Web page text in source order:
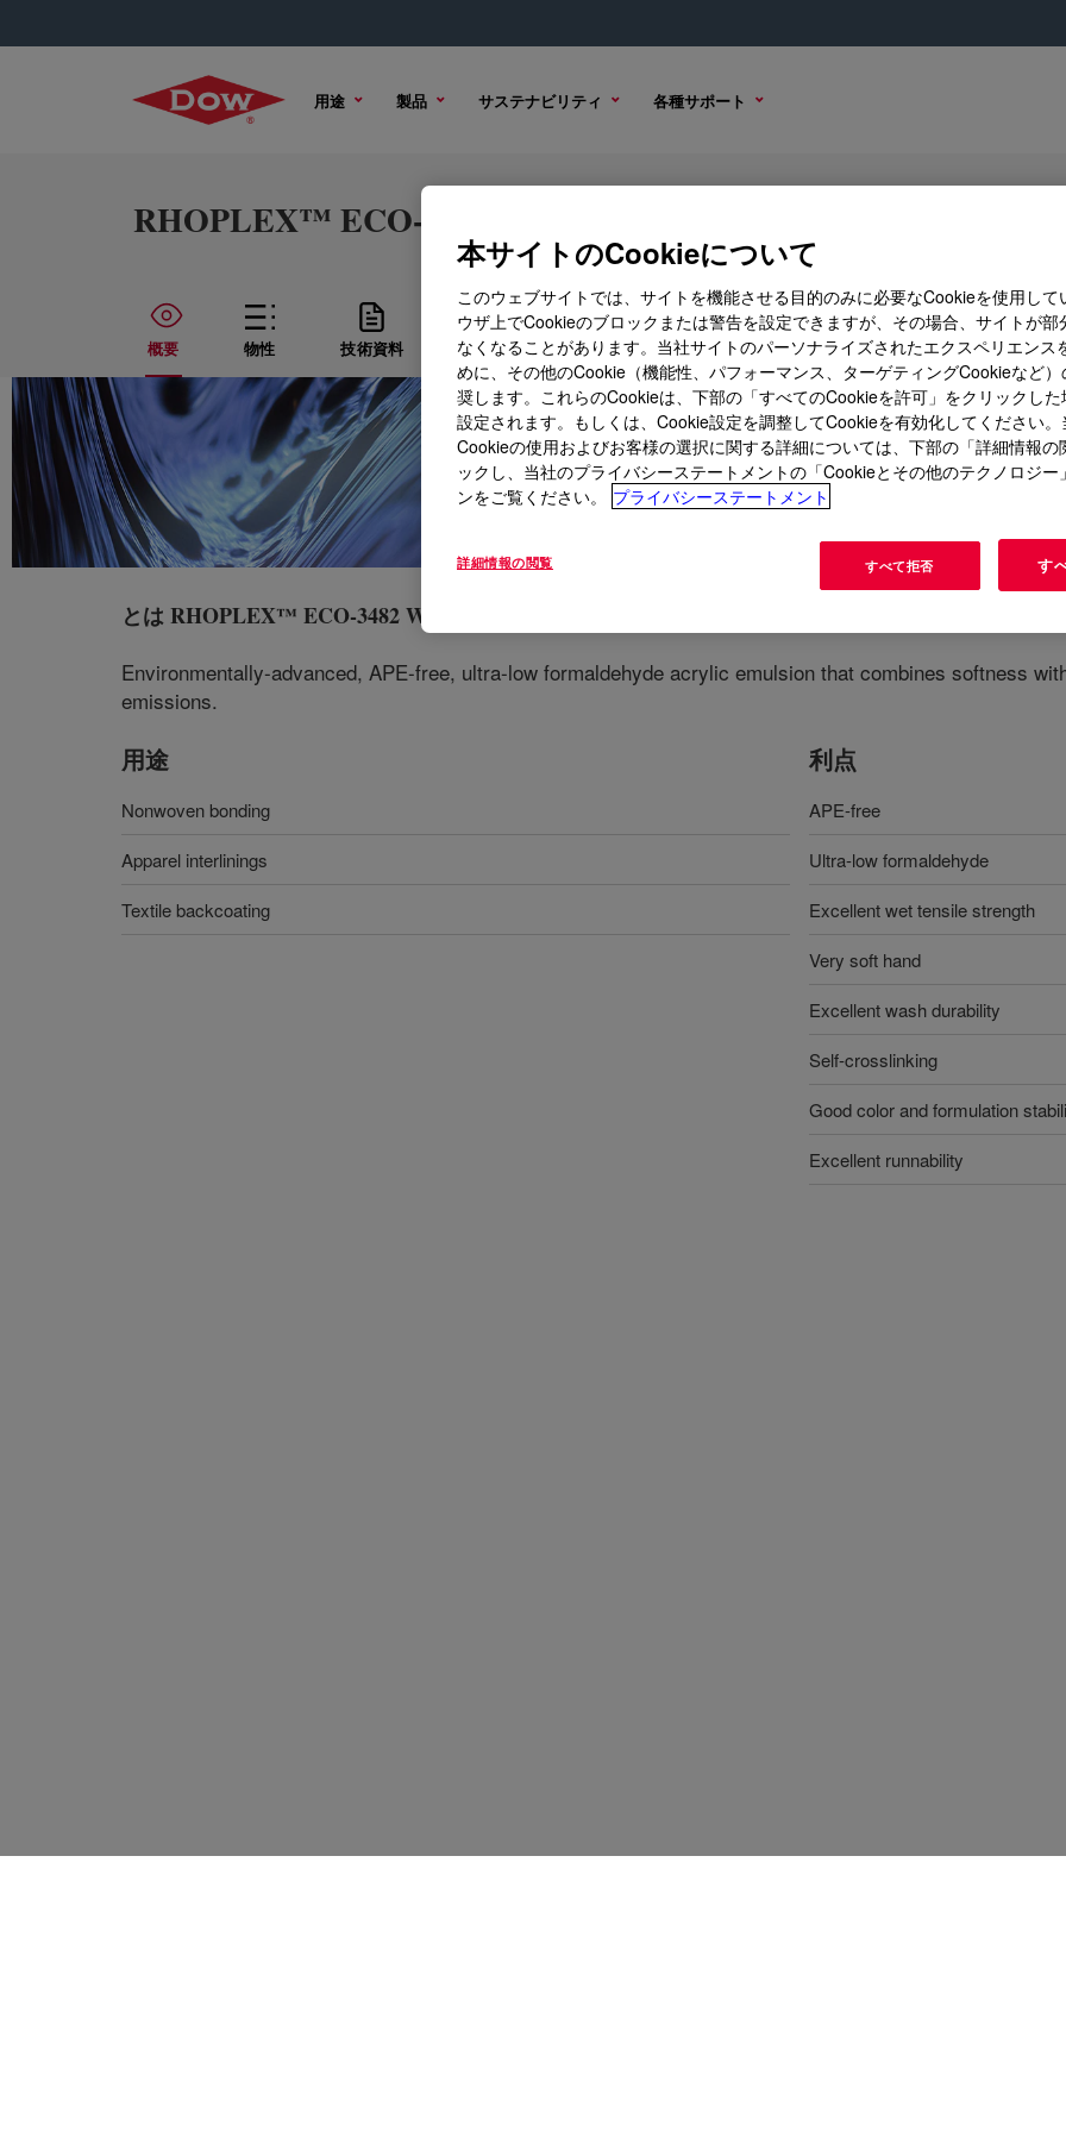
用途 製品 サステナビリティ 各種サポート
RHOPLEX™ ECO-3482 Water-Borne Binders
概要 物性 技術資料 サンプル オプション 購入オプション
とはRHOPLEX™ ECO-3482 Water-Borne Binders
Environmentally-advanced, APE-free, ultra-low formaldehyde acrylic emulsion that combines softness
emissions.
用途
Nonwoven bonding
Apparel interlinings
Textile backcoating
利点
APE-free
Ultra-low formaldehyde
Excellent wet tensile strength
Very soft hand
Excellent wash durability
Self-crosslinking
Good color and formulation
Excellent runnability
本サイトのCookieについて
このウェブサイトでは、サイトを機能させる目的のみに必要なCookieを使用して
ウザ上でCookieのブロックまたは警告を設定できますが、その場合、サイトが部
なくなることがあります。当社サイトのパーソナライズされたエクスペリエンス
めに、その他のCookie（機能性、パフォーマンス、ターゲティングCookieなど
奨します。これらのCookieは、下部の「すべてのCookieを許可」をクリックし
設定されます。もしくは、Cookie設定を調整してCookieを有効化してください。
Cookieの使用およびお客様の選択に関する詳細については、下部の「詳細情報の
ックし、当社のプライバシーステートメントの「Cookieとその他のテクノロジー
ンをご覧ください。
プライバシーステートメント
詳細情報の閲覧 すべて拒否 す